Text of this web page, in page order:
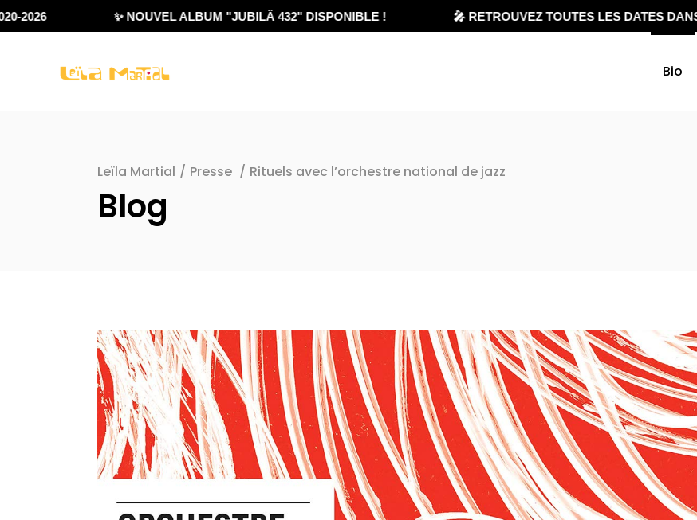
✨ NOUVEL ALBUM "JUBILÄ 432" DISPONIBLE ! 🎤 RETROUVEZ TOUTES LES DATES DANS
Bio
Leïla Martial / Presse / Rituels avec l’orchestre national de jazz
Blog